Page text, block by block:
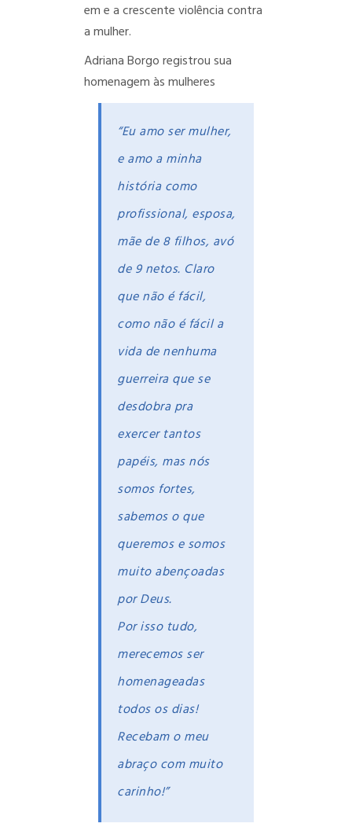
em e a crescente violência contra
a mulher.
Adriana Borgo registrou sua
homenagem às mulheres
“Eu amo ser mulher,
e amo a minha
história como
profissional, esposa,
mãe de 8 filhos, avó
de 9 netos. Claro
que não é fácil,
como não é fácil a
vida de nenhuma
guerreira que se
desdobra pra
exercer tantos
papéis, mas nós
somos fortes,
sabemos o que
queremos e somos
muito abençoadas
por Deus.
Por isso tudo,
merecemos ser
homenageadas
todos os dias!
Recebam o meu
abraço com muito
carinho!”